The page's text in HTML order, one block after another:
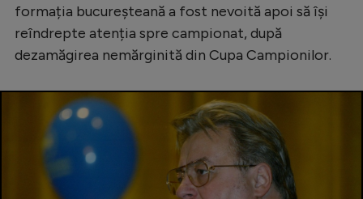
formația bucureșteană a fost nevoită apoi să își
reîndrepte atenția spre campionat, după
dezamăgirea nemărginită din Cupa Campionilor.